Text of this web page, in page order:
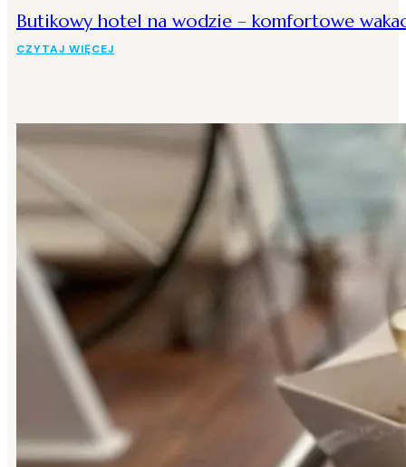
Butikowy hotel na wodzie – komfortowe
CZYTAJ WIĘCEJ